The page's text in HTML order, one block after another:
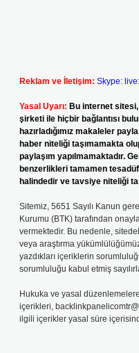
Reklam ve İletişim: Skype:
Yasal Uyarı: Bu internet
şirketi ile hiçbir bağlantısı
hazırladığımız makaleler
haber niteliği taşımamakta
paylaşım yapılmamaktadır.
benzerlikleri tamamen
halindedir ve tavsiye niteliği
Sitemiz, 5651 Sayılı Kanun
Kurumu (BTK) tarafından
vermektedir. Bu nedenle,
veya araştırma
yazdıkları içeriklerin
sorumluluğu kabul etmiş
Hukuka ve yasal
içerikleri,
ilgili içerikler yasal süre